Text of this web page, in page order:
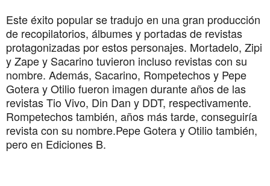
Este éxito popular se tradujo en una gran producción
de recopilatorios, álbumes y portadas de revistas
protagonizadas por estos personajes. Mortadelo, Zipi
y Zape y Sacarino tuvieron incluso revistas con su
nombre. Además, Sacarino, Rompetechos y Pepe
Gotera y Otilio fueron imagen durante años de las
revistas Tio Vivo, Din Dan y DDT, respectivamente.
Rompetechos también, años más tarde, conseguiría
revista con su nombre.Pepe Gotera y Otilio también,
pero en Ediciones B.